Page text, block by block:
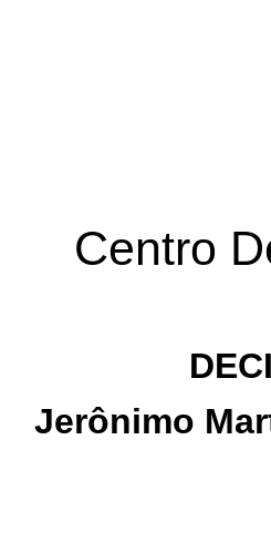
Centro
Jerônimo